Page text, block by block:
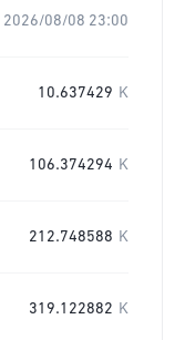
2026/08/08 23:00
10.637429 K
106.374294 K
212.748588 K
319.122882 K